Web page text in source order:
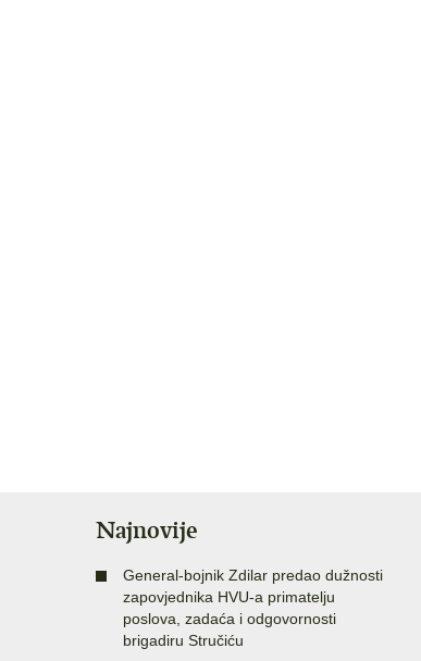
Najnovije
General-bojnik Zdilar predao dužnosti
zapovjednika HVU-a primatelju
poslova, zadaća i odgovornosti
brigadiru Stručiću